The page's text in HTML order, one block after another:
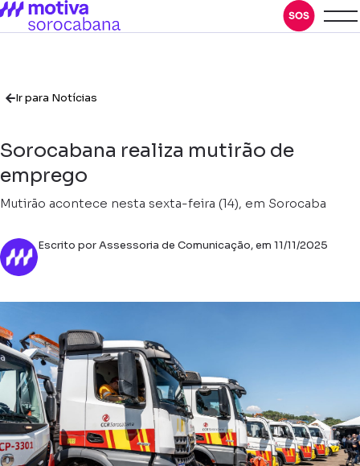
Ir para Notícias
Sorocabana realiza mutirão de
emprego
Mutirão acontece nesta sexta-feira (14), em Sorocaba
Escrito por Assessoria de Comunicação, em 11/11/2025